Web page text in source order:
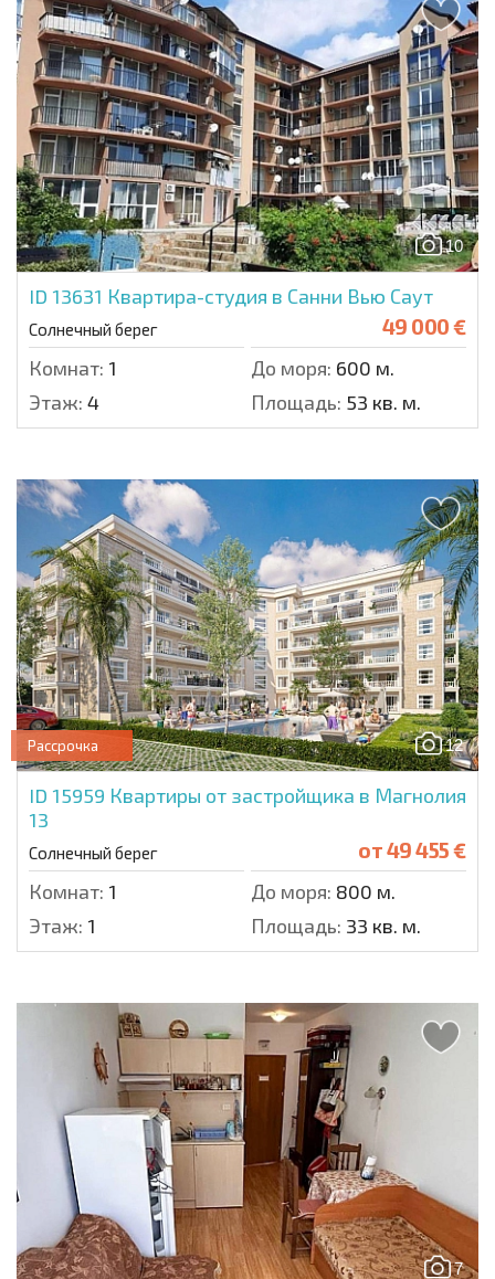
10
ID 13631 Квартира-студия в Санни Вью Саут
Солнечный берег 49 000 €
Комнат: 1 До моря: 600 м.
Этаж: 4 Площадь: 53 кв. м.
12
Рассрочка
ID 15959 Квартиры от застройщика в Магнолия
13
Солнечный берег от49 455 €
Комнат: 1 До моря: 800 м.
Этаж: 1 Площадь: 33 кв. м.
7